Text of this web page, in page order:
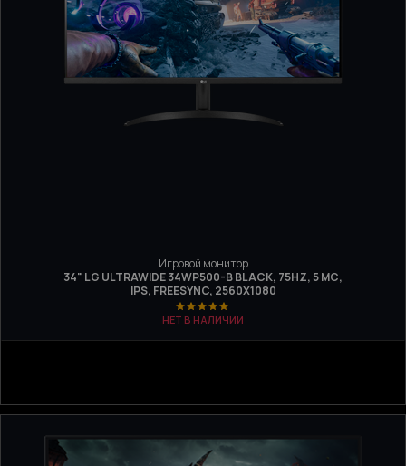
Игровой монитор
34" LG ULTRAWIDE 34WP500-B BLACK, 75HZ, 5 МС,
IPS, FREESYNC, 2560Х1080
НЕТ В НАЛИЧИИ